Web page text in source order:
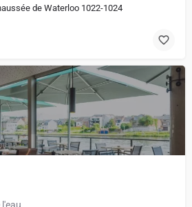
de Waterloo 1022-1024